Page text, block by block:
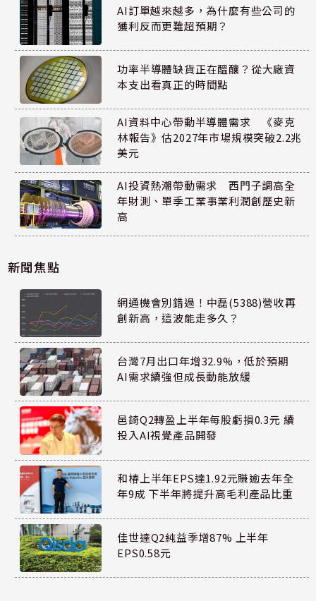
AI訂單越來越多，為什麼有些公司的
獲利反而更難超預期？
功率半導體缺貨正在醞釀？從大廠資
本支出看真正的時間點
AI資料中心帶動半導體需求 《麥克
林報告》估2027年市場規模突破2.2兆
美元
AI投資熱潮帶動需求 西門子調高全
年財測、單季工業事業利潤創歷史新
高
新聞焦點
網通機會別錯過！中磊(5388)營收再
創新高，這波能走多久？
台灣7月出口年增32.9%，低於預期
AI需求續強但成長動能放緩
邑錡Q2轉盈上半年每股虧損0.3元 續
投入AI視覺產品開發
和椿上半年EPS達1.92元賺逾去年全
年9成 下半年將提升高毛利產品比重
佳世達Q2純益季增87% 上半年
EPS0.58元